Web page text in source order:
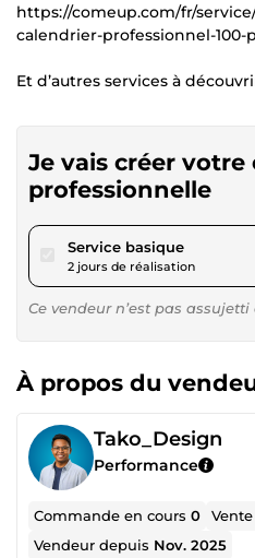
https://comeup.com/fr/
calendrier-professionnel-100-
Et d’autres services à
Je vais créer
professionnelle
Service basiquepour 17,34
2 jours de réalisation
Ce vendeur n’est pas assujetti
À propos du
Tako_Design
Performance
Commande en cours0
Vendeur depuis Nov. 2025